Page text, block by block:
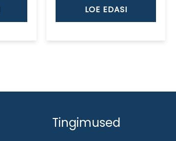
LOE EDASI
Tingimused